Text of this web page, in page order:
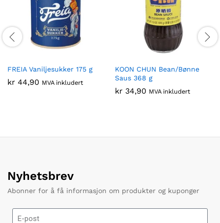
FREIA Vaniljesukker 175 g
kr 44,90 MVA inkludert
KOON CHUN Bean/Bønne
Saus 368 g
kr 34,90 MVA inkludert
Nyhetsbrev
Abonner for å få informasjon om produkter og kuponger